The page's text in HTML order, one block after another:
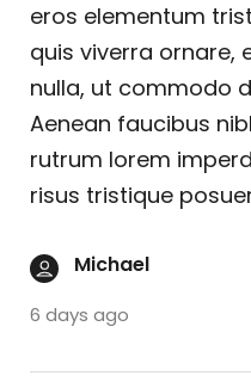
eros elementum
quis viverra ornare,
nulla, ut commodo
Aenean faucibus
rutrum lorem
risus tristique
Michael
6 days ago